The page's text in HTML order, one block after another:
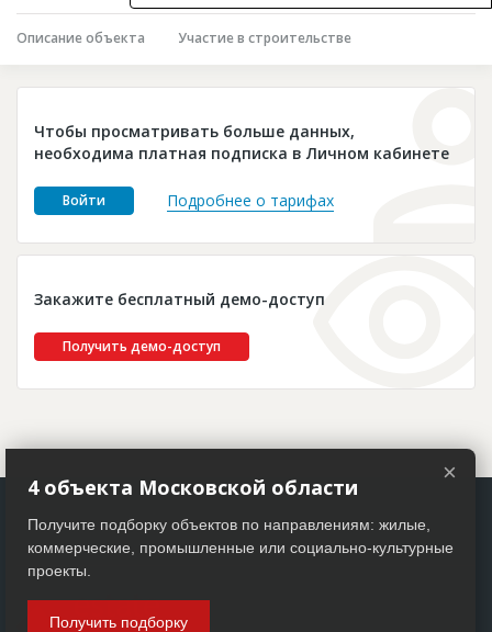
Инвестпроекты
Глоссарий
Платные услуги
Пресс-релизы
Описание объекта Участие в строительстве
Чтобы просматривать больше данных,
необходима платная подписка в Личном кабинете
Войти Подробнее о тарифах
Закажите бесплатный демо-доступ
Получить демо-доступ
×
4 объекта Московской области
Получите подборку объектов по направлениям: жилые,
коммерческие, промышленные или социально-культурные
проекты.
Получить подборку